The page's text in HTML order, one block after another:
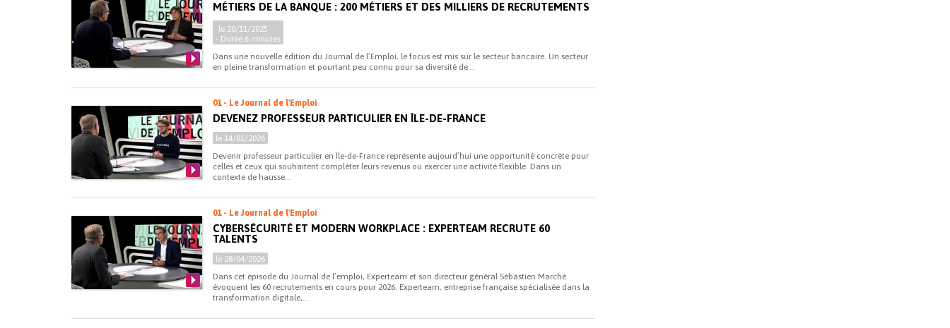
MÉTIERS DE LA BANQUE : 200 MÉTIERS ET DES MILLIERS DE RECRUTEMENTS
le 20/11/2025
- Durée 6 minutes
Dans une nouvelle édition du Journal de l’Emploi, le focus est mis sur le secteur bancaire. Un secteur
en pleine transformation et pourtant peu connu pour sa diversité de...
01 - Le Journal de l'Emploi
DEVENEZ PROFESSEUR PARTICULIER EN ÎLE-DE-FRANCE
le 14/01/2026
Devenir professeur particulier en Île-de-France représente aujourd’hui une opportunité concrète pour
celles et ceux qui souhaitent compléter leurs revenus ou exercer une activité flexible. Dans un
contexte de hausse...
01 - Le Journal de l'Emploi
CYBERSÉCURITÉ ET MODERN WORKPLACE : EXPERTEAM RECRUTE 60
TALENTS
le 28/04/2026
Dans cet épisode du Journal de l’emploi, Experteam et son directeur général Sébastien Marché
évoquent les 60 recrutements en cours pour 2026. Experteam, entreprise française spécialisée dans la
transformation digitale,...